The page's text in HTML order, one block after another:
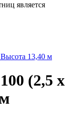
является
13,40 м
(2,5 х